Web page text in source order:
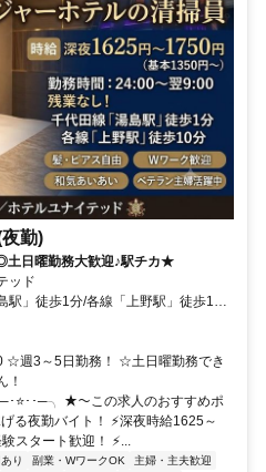
勤)
土日曜勤務大歓迎♪駅チカ★
ッド
駅」徒歩1分/各線「上野駅」徒歩10
☆週3～5日勤務！ ☆土日曜勤務でき
！
･･─╮ ★～この求人のおすすめポ
る夜勤バイト！ ⚡深夜時給1625～
スタート歓迎！ ⚡...
り 副業・WワークOK
主婦・主夫歓迎